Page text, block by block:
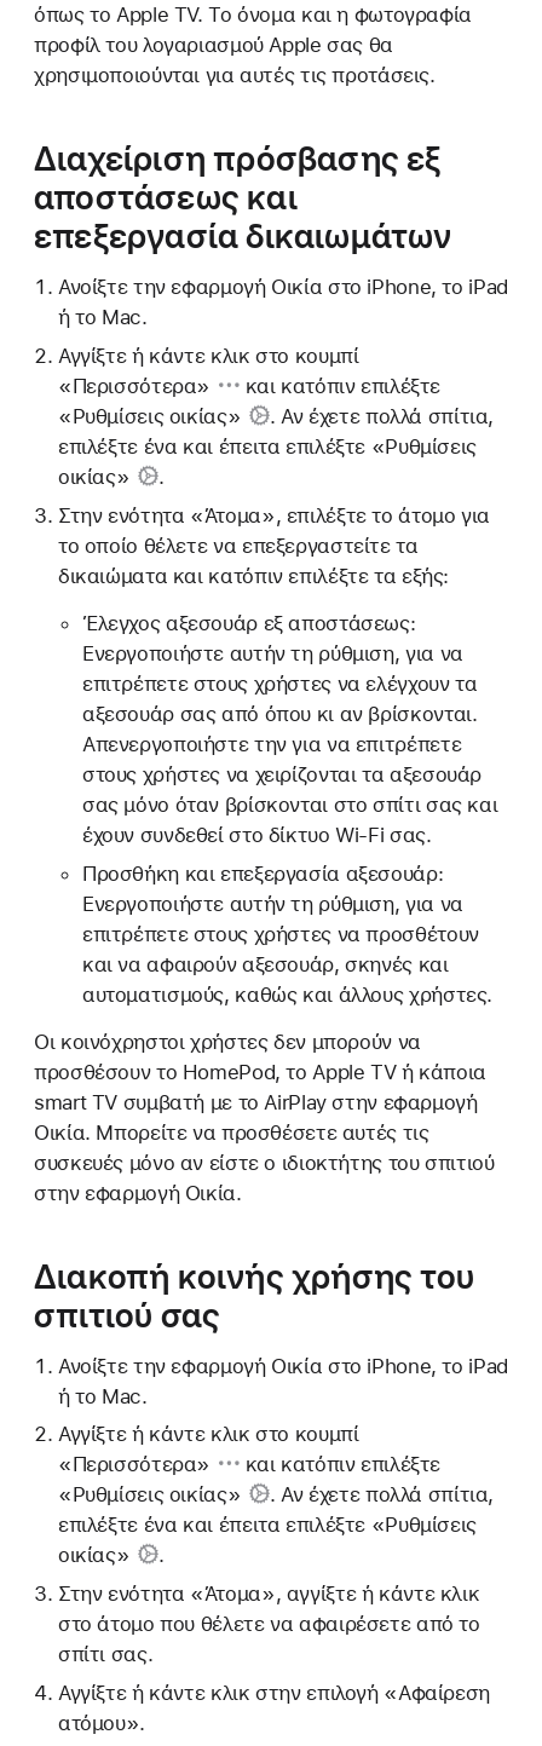
όπως το Apple TV. Το όνομα και η φωτογραφία
προφίλ του λογαριασμού Apple σας θα
χρησιμοποιούνται για αυτές τις προτάσεις.
Διαχείριση πρόσβασης εξ
αποστάσεως και
επεξεργασία δικαιωμάτων
Ανοίξτε την εφαρμογή Οικία στο iPhone, το iPad
ή το Mac.
Αγγίξτε ή κάντε κλικστο κουμπί
«Περισσότερα»
και κατόπιν επιλέξτε
«Ρυθμίσεις οικίας»
. Αν έχετε πολλά σπίτια,
επιλέξτε ένα και έπειτα επιλέξτε «Ρυθμίσεις
οικίας»
.
Στην ενότητα «Άτομα», επιλέξτε το άτομο για
το οποίο θέλετε να επεξεργαστείτε τα
δικαιώματα και κατόπιν επιλέξτε τα εξής:
Έλεγχος αξεσουάρ εξ αποστάσεως:
Ενεργοποιήστε αυτήν τη ρύθμιση, για να
επιτρέπετε στους χρήστες να ελέγχουν τα
αξεσουάρ σας από όπου κι αν βρίσκονται.
Απενεργοποιήστε την για να επιτρέπετε
στους χρήστες να χειρίζονται τα αξεσουάρ
σας μόνο όταν βρίσκονται στο σπίτι σας και
έχουν συνδεθεί στο δίκτυο Wi-Fi σας.
Προσθήκη και επεξεργασία αξεσουάρ:
Ενεργοποιήστε αυτήν τη ρύθμιση, για να
επιτρέπετε στους χρήστες να προσθέτουν
και να αφαιρούν αξεσουάρ, σκηνές και
αυτοματισμούς, καθώς και άλλους χρήστες.
Οι κοινόχρηστοι χρήστες δεν μπορούν να
προσθέσουν το HomePod, το Apple TV ή κάποια
smart TV συμβατή με το AirPlay στην εφαρμογή
Οικία. Μπορείτε να προσθέσετε αυτές τις
συσκευές μόνο αν είστε ο ιδιοκτήτης του σπιτιού
στην εφαρμογή Οικία.
Διακοπή κοινής χρήσης του
σπιτιού σας
Ανοίξτε την εφαρμογή Οικία στο iPhone, το iPad
ή το Mac.
Αγγίξτε ή κάντε κλικστο κουμπί
«Περισσότερα»
και κατόπιν επιλέξτε
«Ρυθμίσεις οικίας»
. Αν έχετε πολλά σπίτια,
επιλέξτε ένα και έπειτα επιλέξτε «Ρυθμίσεις
οικίας»
.
Στην ενότητα «Άτομα», αγγίξτε ή κάντε κλικ
στο άτομο που θέλετε να αφαιρέσετε από το
σπίτι σας.
Αγγίξτε ή κάντε κλικ στην επιλογή «Αφαίρεση
ατόμου».